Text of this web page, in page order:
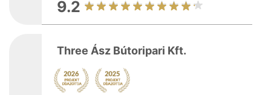
9.2
Three Ász Bútoripari Kft.